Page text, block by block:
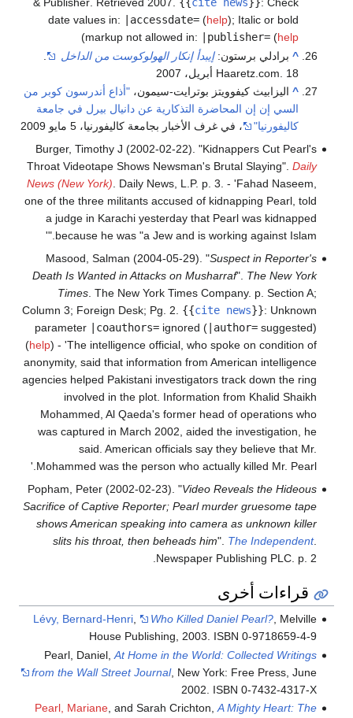
& Publisher. Retrieved 2007. {{cite news}}:Check
date values in:
|accessdate= (help); Italic or bold
markup not allowed in:
|publisher= (help
)
^ برادلي برستون:إيبدأ إنكار الهولوكوست من الداخل
Haaretz.com. 18 أبريل، 2007
^ اليزابيث كيفوويتز بوترايت-سيمون، "أذاع أندرسون كوبر من
السي إن إن المحاضرة التذكارية عن دانيال بيرل في جامعة
كاليفورنيا"
، في غرف الأخبار بجامعة كاليفورنيا، 5 مايو 2009
Burger, Timothy J (2002-02-22). "Kidnappers Cut Pearl's
Throat Videotape Shows Newsman's Brutal Slaying". Daily
News (New York) . Daily News, L.P. p. 3. - 'Fahad Naseem,
one of the three militants accused of kidnapping Pearl, told
a judge in Karachi yesterday that Pearl was kidnapped
because he was "a Jew and is working against Islam."'
Masood, Salman (2004-05-29). "Suspect in Reporter's
Death Is Wanted in Attacks on Musharraf". The New York
Times. The New York Times Company. p. Section A;
Column 3; Foreign Desk; Pg. 2.
{{cite news}}: Unknown
parameter
|coauthors=ignored (|author=suggested)
(help) - 'The intelligence official, who spoke on condition of
anonymity, said that information from American intelligence
agencies helped Pakistani investigators track down the ring
involved in the plot. Information from Khalid Shaikh
Mohammed, Al Qaeda's former head of operations who
was captured in March 2002, aided the investigation, he
said. American officials say they believe that Mr.
Mohammed was the person who actually killed Mr. Pearl.'
Popham, Peter (2002-02-23). "Video Reveals the Hideous
Sacrifice of Captive Reporter; Pearl murder gruesome tape
shows American speaking into camera as unknown killer
slits his throat, then beheads him". The Independent.
Newspaper Publishing PLC. p. 2.
قراءات أخرى
Lévy, Bernard-Henri, Who Killed Daniel Pearl?, Melville
House Publishing, 2003. ISBN 0-9718659-4-9
Pearl, Daniel, At Home in the World: Collected Writings
from the Wall Street Journal, New York: Free Press, June
2002. ISBN 0-7432-4317-X
Pearl, Mariane, and Sarah Crichton, A Mighty Heart: The